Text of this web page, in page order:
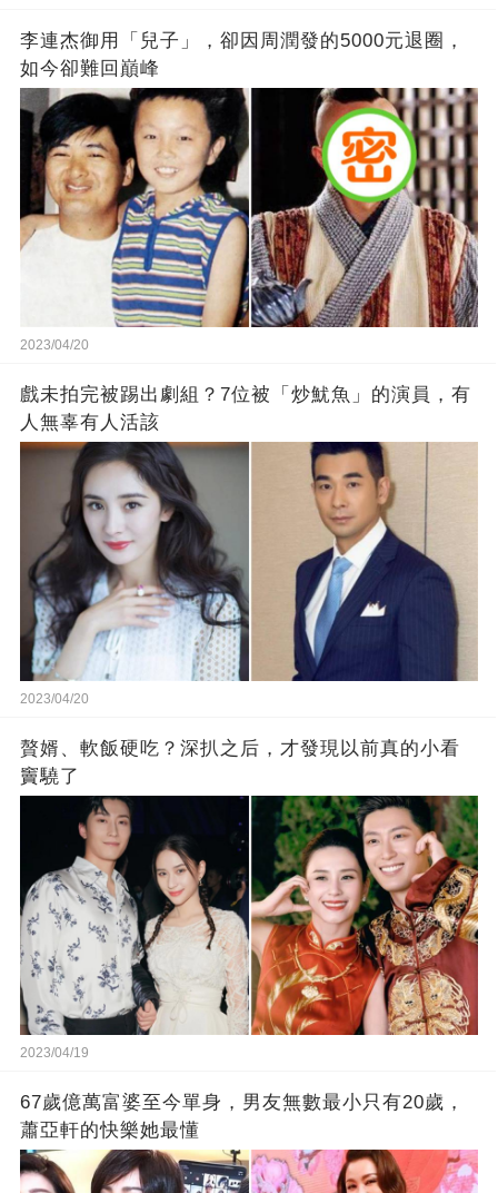
李連杰御用「兒子」，卻因周潤發的5000元退圈，
如今卻難回巔峰
2023/04/20
戲未拍完被踢出劇組？7位被「炒魷魚」的演員，有
人無辜有人活該
2023/04/20
贅婿、軟飯硬吃？深扒之后，才發現以前真的小看
竇驍了
2023/04/19
67歲億萬富婆至今單身，男友無數最小只有20歲，
蕭亞軒的快樂她最懂